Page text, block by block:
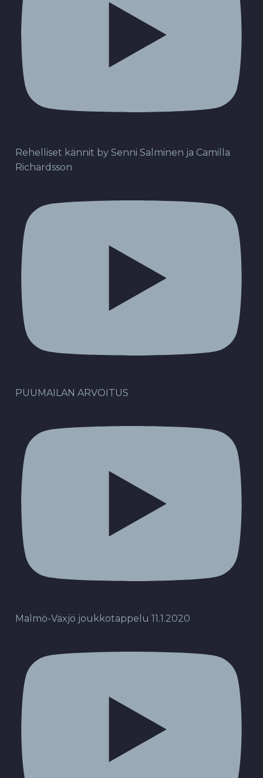
Rehelliset kännit by Senni Salminen ja Camilla
Richardsson
PUUMAILAN ARVOITUS
Malmö-Växjö joukkotappelu 11.1.2020